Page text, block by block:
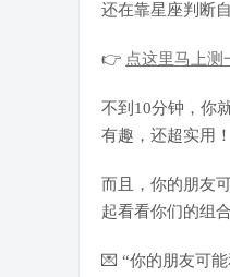
还在靠星座判断
👉 点这里马上测
不到10分钟，你
有趣，还超实用！
而且，你的朋友
起看看你们的组
💌 “你的朋友可